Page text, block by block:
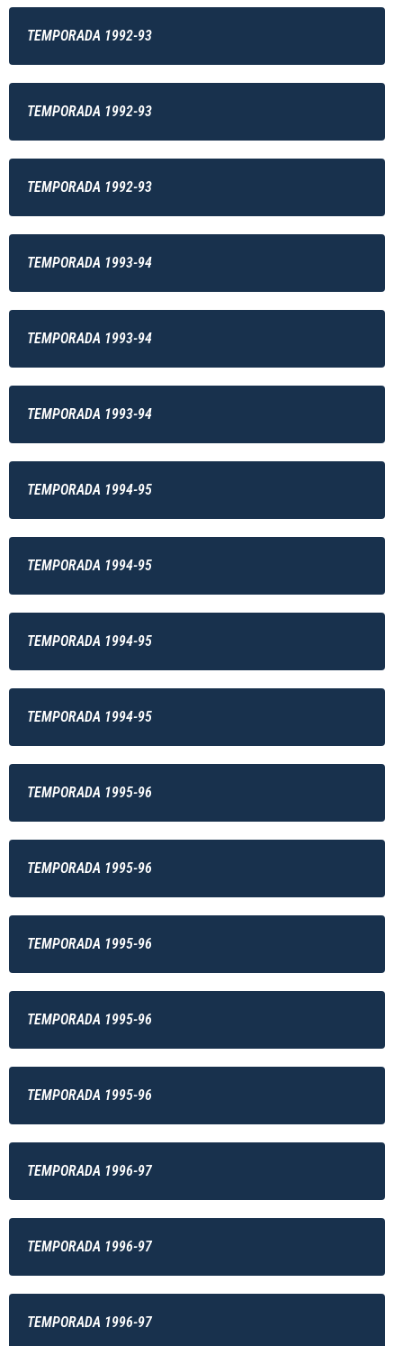
TEMPORADA 1992-93
TEMPORADA 1992-93
TEMPORADA 1992-93
TEMPORADA 1993-94
TEMPORADA 1993-94
TEMPORADA 1993-94
TEMPORADA 1994-95
TEMPORADA 1994-95
TEMPORADA 1994-95
TEMPORADA 1994-95
TEMPORADA 1995-96
TEMPORADA 1995-96
TEMPORADA 1995-96
TEMPORADA 1995-96
TEMPORADA 1995-96
TEMPORADA 1996-97
TEMPORADA 1996-97
TEMPORADA 1996-97